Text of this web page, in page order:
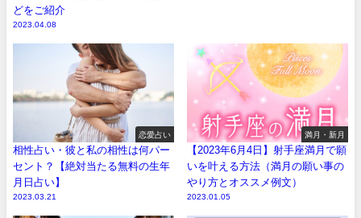
どをご紹介
2023.04.08
恋愛占い
相性占い・彼と私の相性は何パー
セント？【絶対当たる無料の生年
月日占い】
2023.03.21
満月・新月
【2023年6月4日】射手座満月で願
いを叶える方法（満月の願い事の
やり方とオススメ例文）
2023.01.05